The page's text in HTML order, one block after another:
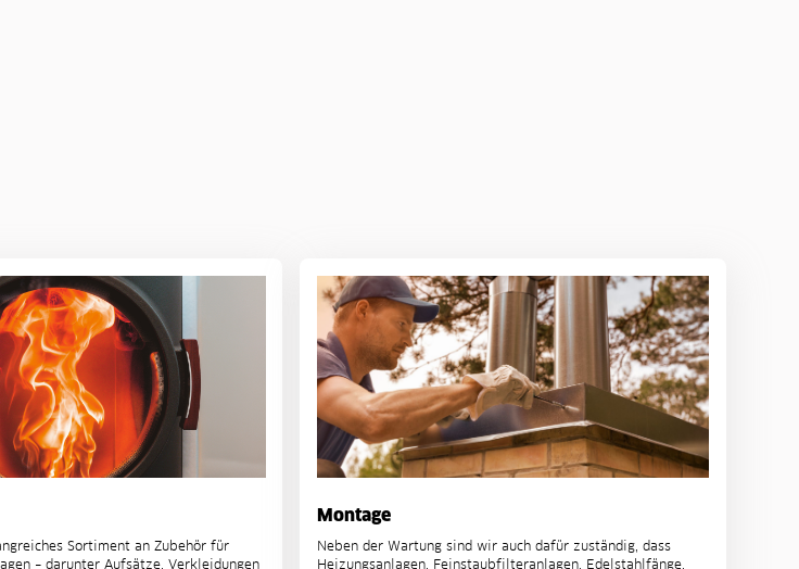
Sortiment an Zubehör für
– darunter Aufsätze, Verkleidungen
Montage
Neben der Wartung sind wir auch dafür zuständig, dass
Heizungsanlagen, Feinstaubfilteranlagen, Edelstahlfänge,